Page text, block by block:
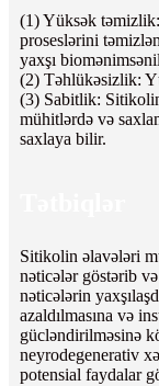
(1) Yüksək
proseslərini
yaxşı
(2) Təhlükəsizlik:
(3) Sabitlik:
mühitlərdə və
saxlaya bilir.
Sitikolin əlavələri
nəticələr göstərib
nəticələrin
azaldılmasına və
gücləndirilməsinə
neyrodegenerativ
potensial faydalar